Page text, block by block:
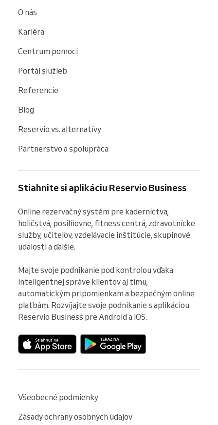
O nás
Kariéra
Centrum pomoci
Portál služieb
Referencie
Blog
Reservio vs. alternatívy
Partnerstvo a spolupráca
Stiahnite si aplikáciu Reservio Business
Online rezervačný systém pre kaderníctva,
holičstvá, posilňovne, fitness centrá, zdravotnícke
služby, učiteľov, vzdelávacie inštitúcie, skupinové
udalosti a ďalšie.
Majte svoje podnikanie pod kontrolou vďaka
inteligentnej správe klientov aj tímu,
automatickým pripomienkam a bezpečným online
platbám. Rozvíjajte svoje podnikanie s aplikáciou
Reservio Business pre Android a iOS.
Všeobecné podmienky
Zásady ochrany osobných údajov